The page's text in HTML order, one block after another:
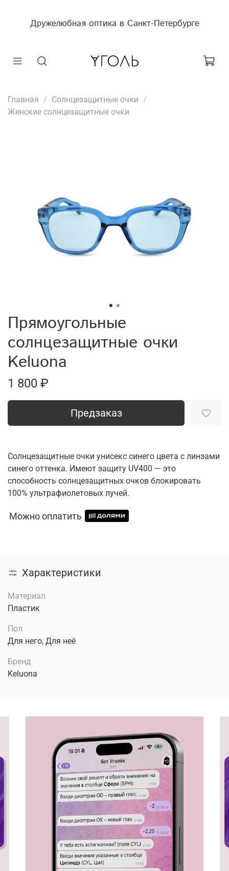
Дружелюбная оптика в Санкт-Петербурге
Главная
Солнцезащитные очки
Женские солнцезащитные очки
Прямоугольные
солнцезащитные очки
Keluona
1 800 ₽
Предзаказ
Солнцезащитные очки унисекс синего цвета с линзами
синего оттенка. Имеют защиту UV400 — это
способность солнцезащитных очков блокировать
100% ультрафиолетовых лучей.
Можно оплатить
Характеристики
Материал
Пластик
Пол
Для него, Для неё
Бренд
Keluona